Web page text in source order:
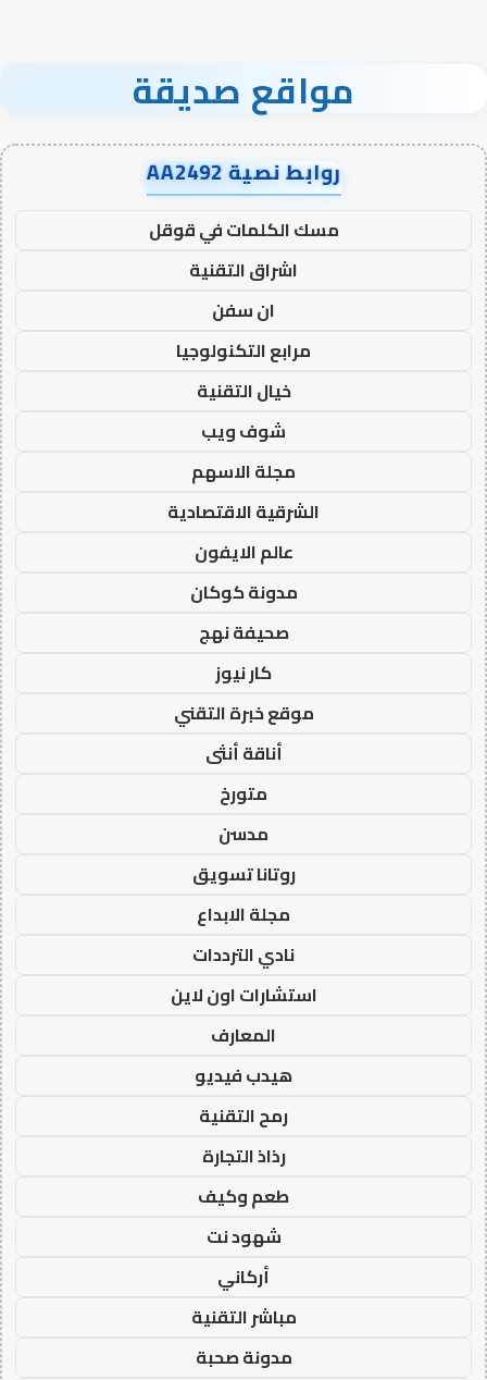
مواقع صديقة
روابط نصية AA2492
مسك الكلمات في قوقل
اشراق التقنية
ان سفن
مرابع التكنولوجيا
خيال التقنية
شوف ويب
مجلة الاسهم
الشرقية الاقتصادية
عالم الايفون
مدونة كوكان
صحيفة نهج
كار نيوز
موقع خبرة التقني
أناقة أنثى
متورخ
مدسن
روتانا تسويق
مجلة الابداع
نادي الترددات
استشارات اون لاين
المعارف
هيدب فيديو
رمح التقنية
رذاذ التجارة
طعم وكيف
شهود نت
أركاني
مباشر التقنية
مدونة صحبة